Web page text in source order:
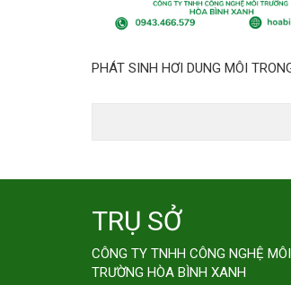
PHÁT SINH HƠI DUNG MÔI
TRỤ SỞ
CÔNG TY TNHH CÔNG NGHỆ MÔI
TRƯỜNG HÒA BÌNH XANH